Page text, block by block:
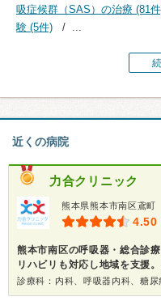
吸症候群（SAS）の治療 (81
験 (5件)
近くの病院
力合クリニック
熊本県熊本市南区鳶町
4.50
熊本市南区の呼吸器・総合診
リハビリも対応し地域を支援。